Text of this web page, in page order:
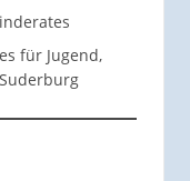
für Jugend,